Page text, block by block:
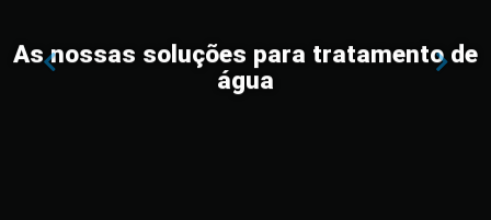
Previous Next
As nossas soluções para tratamento de
água